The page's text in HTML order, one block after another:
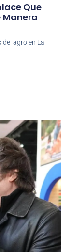
Que
Manera
del agro en La